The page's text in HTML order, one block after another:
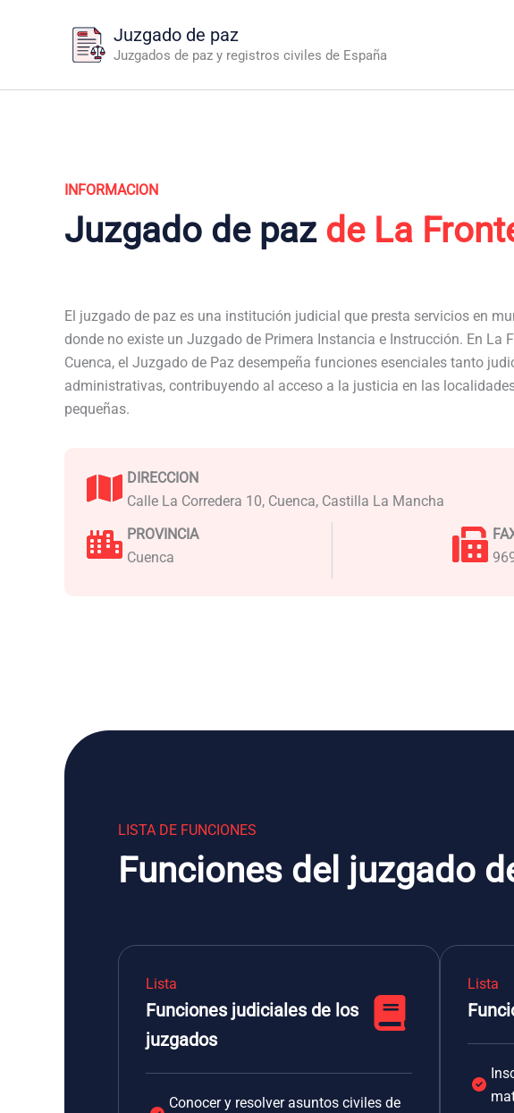
Juzgado de paz
Juzgados de paz y registros civiles de España
INFORMACION
Juzgado de paz de La
El juzgado de paz es una institución judicial que presta servicios en
donde no existe un Juzgado de Primera Instancia e Instrucción. En La
Cuenca, el Juzgado de Paz desempeña funciones esenciales tanto
administrativas, contribuyendo al acceso a la justicia en las
pequeñas.
DIRECCION
Calle La Corredera 10, Cuenca, Castilla La Mancha
PROVINCIA
Cuenca
LISTA DE FUNCIONES
Funciones del juzgado
Lista
Funciones judiciales de los
juzgados
Conocer y resolver asuntos civiles de
Lista